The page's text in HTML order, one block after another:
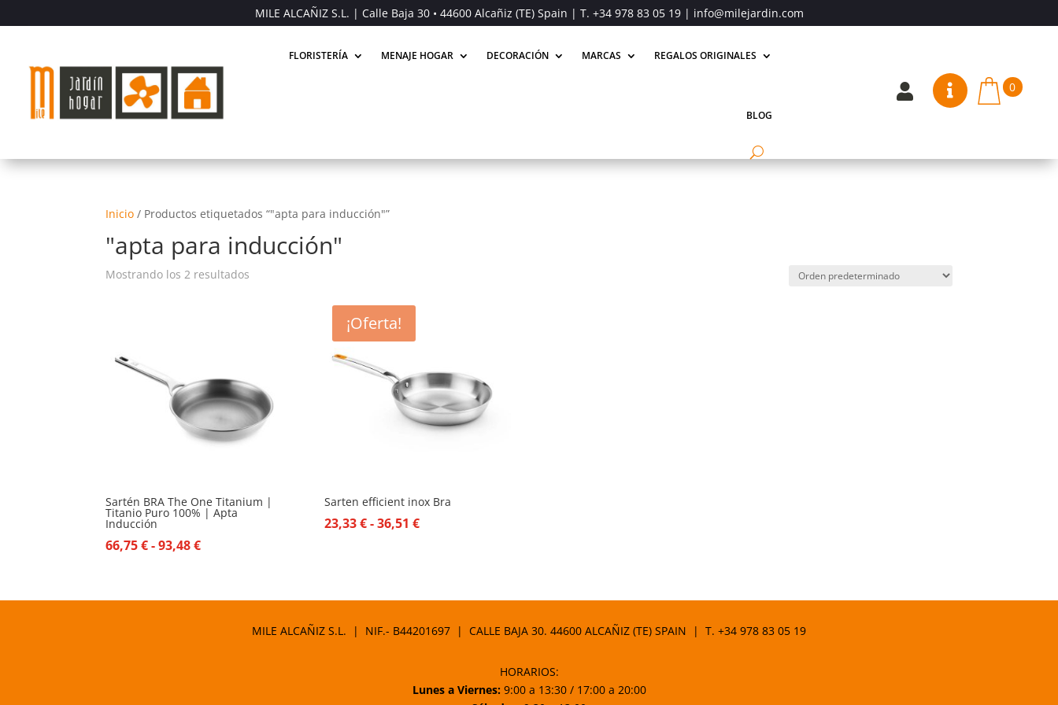
MILE ALCAÑIZ S.L. | Calle Baja 30 • 44600 Alcañiz (TE) Spain | T. +34 978 83 05 19| info@milejardin.com
FLORISTERÍA MENAJE HOGAR DECORACIÓN MARCAS REGALOS ORIGINALES
BLOG
  0
Inicio / Productos etiquetados “"apta para inducción"”
"apta para inducción"
Mostrando los 2 resultados
Sartén BRA The One Titanium |
Titanio Puro 100% | Apta
Inducción
66,75€ - 93,48€Rango
¡Oferta!
Sarten efficient inox Bra
23,33€-36,51€Rango
hasta
MILE ALCAÑIZ S.L. | NIF.- B44201697 | CALLE BAJA 30. 44600 ALCAÑIZ (TE) SPAIN | T. +34 978 83 05 19
HORARIOS:
Lunes a Viernes:9:00 a 13:30 / 17:00 a 20:00